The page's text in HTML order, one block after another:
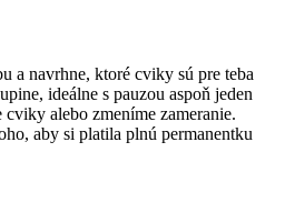
a navrhne, ktoré cviky sú pre teba
ideálne s pauzou aspoň jeden
alebo zmeníme zameranie.
aby si platila plnú permanentku